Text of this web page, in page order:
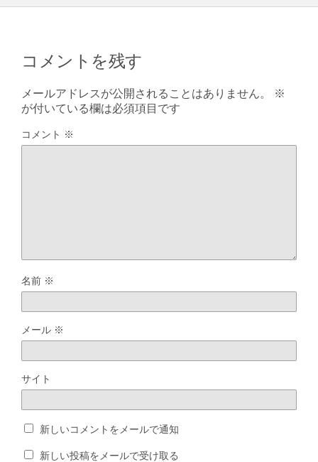
コメントを残す
メールアドレスが公開されることはありません。
※
が付いている欄は必須項目です
コメント ※
名前 ※
メール ※
サイト
新しいコメントをメールで通知
新しい投稿をメールで受け取る